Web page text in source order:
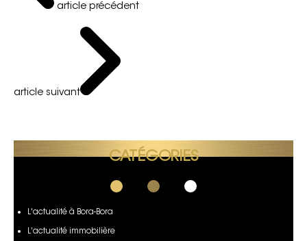
article précédent
article suivant
CATÉGORIES
L'actualité à Bora-Bora
L'actualité immobilière